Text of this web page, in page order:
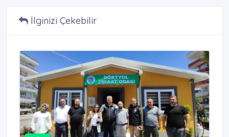
İlginizi Çekebilir